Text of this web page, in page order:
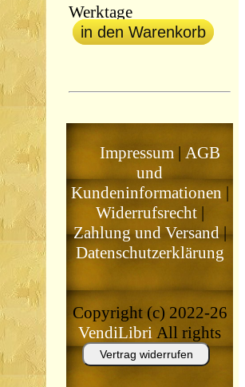
Werktage
in den Warenkorb
Impressum| AGB
und
Kundeninformationen |
Widerrufsrecht|
Zahlung und Versand|
Datenschutzerklärung
Copyright (c) 2022-26
VendiLibri All rights
reserved
Vertrag widerrufen